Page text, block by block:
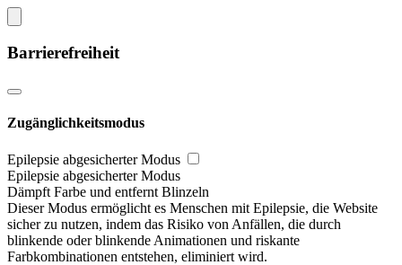
Barrierefreiheit
Zugänglichkeitsmodus
Epilepsie abgesicherter Modus
Epilepsie abgesicherter Modus
Dämpft Farbe und entfernt Blinzeln
Dieser Modus ermöglicht es Menschen mit Epilepsie, die Website
sicher zu nutzen, indem das Risiko von Anfällen, die durch
blinkende oder blinkende Animationen und riskante
Farbkombinationen entstehen, eliminiert wird.